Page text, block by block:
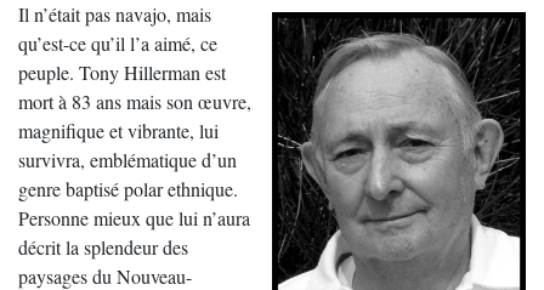
Il n’était pas navajo, mais
qu’est-ce qu’il l’a aimé, ce
peuple. Tony Hillerman est
mort à 83 ans mais son œuvre,
magnifique et vibrante, lui
survivra, emblématique d’un
genre baptisé polar ethnique.
Personne mieux que lui n’aura
décrit la splendeur des
paysages du Nouveau-